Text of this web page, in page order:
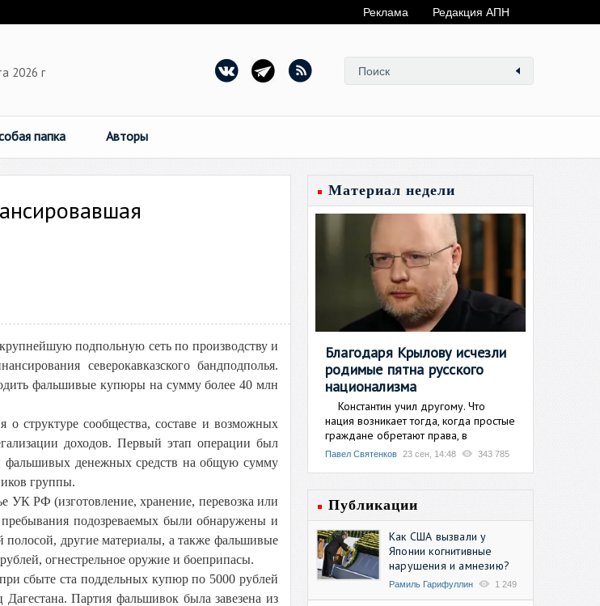
Реклама Редакция АПН
2026 г
папка Авторы
подпольную сеть по производству и
северокавказского бандподполья.
фальшивые купюры на сумму более 40 млн
о структуре сообщества, составе и возможных
доходов. Первый этап операции был
фальшивых денежных средств на общую сумму
группы.
УК РФ (изготовление, хранение, перевозка или
подозреваемых были обнаружены и
полосой, другие материалы, а также фальшивые
огнестрельное оружие и боеприпасы.
сбыте ста поддельных купюр по 5000 рублей
Партия фальшивок была завезена из
Материал недели
Благодаря Крылову исчезли
родимые пятна русского
национализма
Константин учил другому. Что
нация возникает тогда, когда простые
граждане обретают права, в
Павел Святенков 23 сен, 14:48 343 785
Публикации
Как США вызвали у
Японии когнитивные
нарушения и амнезию?
Рамиль Гарифуллин 1 249